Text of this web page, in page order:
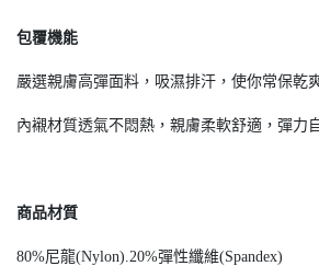
包覆機能
嚴選親膚高彈面料，吸濕排汗，使你常保乾
內襯材質透氣不悶熱，親膚柔軟舒適，彈力
商品材質
80%尼龍(Nylon).20%彈性纖維(Spandex)